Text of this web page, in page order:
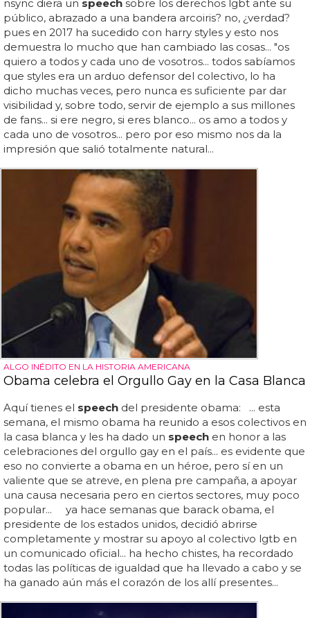
nsync diera un speech sobre los derechos lgbt ante su
público, abrazado a una bandera arcoiris? no, ¿verdad?
pues en 2017 ha sucedido con harry styles y esto nos
demuestra lo mucho que han cambiado las cosas... "os
quiero a todos y cada uno de vosotros... todos sabíamos
que styles era un arduo defensor del colectivo, lo ha
dicho muchas veces, pero nunca es suficiente par dar
visibilidad y, sobre todo, servir de ejemplo a sus millones
de fans... si ere negro, si eres blanco... os amo a todos y
cada uno de vosotros... pero por eso mismo nos da la
impresión que salió totalmente natural...
ALGO INÉDITO EN LA HISTORIA AMERICANA
Obama celebra el Orgullo Gay en la Casa Blanca
Aquí tienes el speech del presidente obama: ... esta
semana, el mismo obama ha reunido a esos colectivos en
la casa blanca y les ha dado un speech en honor a las
celebraciones del orgullo gay en el país... es evidente que
eso no convierte a obama en un héroe, pero sí en un
valiente que se atreve, en plena pre campaña, a apoyar
una causa necesaria pero en ciertos sectores, muy poco
popular... ya hace semanas que barack obama, el
presidente de los estados unidos, decidió abrirse
completamente y mostrar su apoyo al colectivo lgtb en
un comunicado oficial... ha hecho chistes, ha recordado
todas las políticas de igualdad que ha llevado a cabo y se
ha ganado aún más el corazón de los allí presentes...